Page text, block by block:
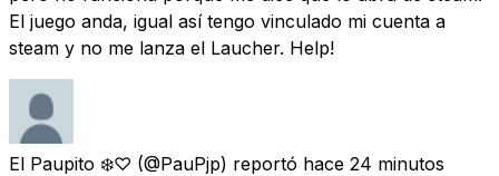
El juego anda, igual así tengo vinculado mi cuenta a
steam y no me lanza el Laucher. Help!
El Paupito ❄️♡ (@PauPjp) reportó hace 24 minutos